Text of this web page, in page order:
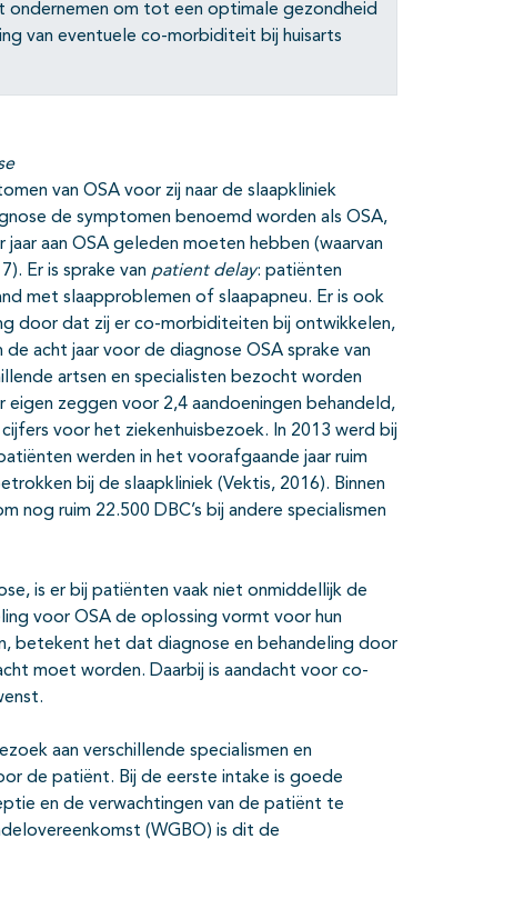
om tot een optimale gezondheid
van eventuele co-morbiditeit bij huisarts
van OSA voor zij naar de slaapkliniek
de symptomen benoemd worden als OSA,
aan OSA geleden moeten hebben (waarvan
Er is sprake van patient delay: patiënten
met slaapproblemen of slaapapneu. Er is ook
door dat zij er co-morbiditeiten bij ontwikkelen,
acht jaar voor de diagnose OSA sprake van
artsen en specialisten bezocht worden
zeggen voor 2,4 aandoeningen behandeld,
voor het ziekenhuisbezoek. In 2013 werd bij
werden in het voorafgaande jaar ruim
bij de slaapkliniek (Vektis, 2016). Binnen
nog ruim 22.500 DBC’s bij andere specialismen
is er bij patiënten vaak niet onmiddellijk de
voor OSA de oplossing vormt voor hun
betekent het dat diagnose en behandeling door
moet worden. Daarbij is aandacht voor co-
aan verschillende specialismen en
de patiënt. Bij de eerste intake is goede
en de verwachtingen van de patiënt te
(WGBO) is dit de